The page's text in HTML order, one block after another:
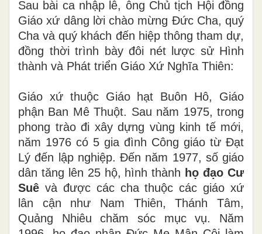
Sau bài ca nhập lễ, ông Chủ tịch Hội đồng
Giáo xứ dâng lời chào mừng Đức Cha, quý
Cha và quý khách đến hiệp thông tham dự,
đồng thời trình bày đôi nét lược sử Hình
thành và Phát triển Giáo Xứ Nghĩa Thiên:
Giáo xứ thuộc Giáo hạt Buôn Hô, Giáo
phận Ban Mê Thuột. Sau năm 1975, trong
phong trào đi xây dựng vùng kinh tế mới,
năm 1976 có 5 gia đình Công giáo từ Đạt
Lý đến lập nghiệp. Đến năm 1977, số giáo
dân tăng lên 25 hộ, hình thành họ đạo Cư
Suê và được các cha thuộc các giáo xứ
lân cận như Nam Thiên, Thánh Tâm,
Quảng Nhiêu chăm sóc mục vụ. Năm